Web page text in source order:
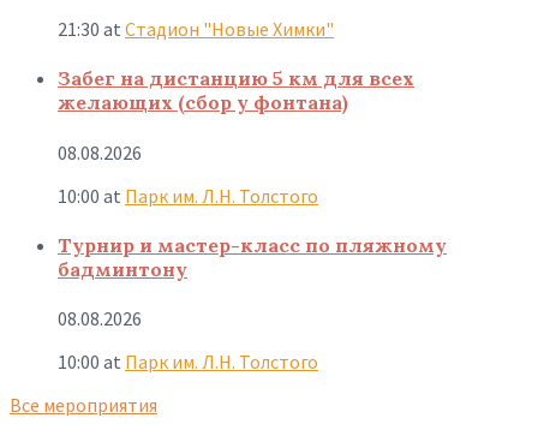
21:30 at Стадион "Новые Химки"
Забег на дистанцию 5 км для всех
желающих (сбор у фонтана)
08.08.2026
10:00 at Парк им. Л.Н. Толстого
Турнир и мастер-класс по пляжному
бадминтону
08.08.2026
10:00 at Парк им. Л.Н. Толстого
Все мероприятия